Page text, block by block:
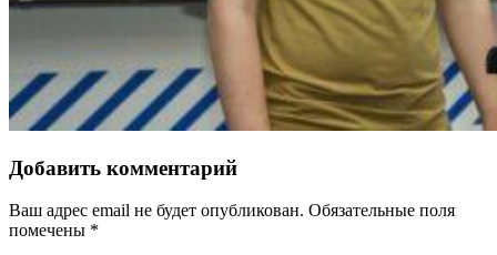
Добавить комментарий
Ваш адрес email не будет опубликован. Обязательные поля
помечены *